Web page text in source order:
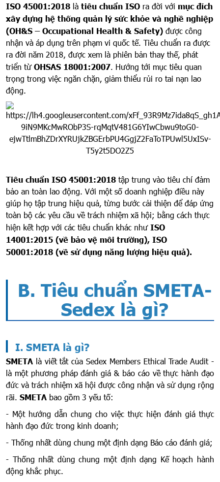
ISO 45001:2018 là tiêu chuẩn ISO ra đời với mục đích
xây dựng hệ thống quản lý sức khỏe và nghề nghiệp
(OH&S – Occupational Health & Safety) được công
nhận và áp dụng trên phạm vi quốc tế. Tiêu chuẩn ra được
ra đời năm 2018, được xem là phiên bản thay thế, phát
triển từ OHSAS 18001:2007. Hướng tới mục tiêu quan
trọng trong việc ngăn chặn, giảm thiểu rủi ro tai nạn lao
động.
Tiêu chuẩn ISO 45001:2018 tập trung vào tiêu chí đảm
bảo an toàn lao động. Với một số doanh nghiệp điều này
giúp họ tập trung hiệu quả, từng bước cải thiện để đáp ứng
toàn bộ các yêu cầu về trách nhiệm xã hội; bằng cách thực
hiện kết hợp với các tiêu chuẩn khác nhưISO
14001:2015 (về bảo vệ môi trường), ISO
50001:2018 (về sử dụng năng lượng hiệu quả).
B. Tiêu chuẩn SMETA-
Sedex là gì?
I. SMETA là gì?
SMETA là viết tắt của Sedex Members Ethical Trade Audit -
là một phương pháp đánh giá & báo cáo về thực hành đạo
đức và trách nhiệm xã hội được công nhận và sử dụng rộng
rãi. SMETA bao gồm 3 yếu tố:
- Một hướng dẫn chung cho việc thực hiện đánh giá thực
hành đạo đức trong kinh doanh;
- Thống nhất dùng chung một định dạng Báo cáo đánh giá;
- Thống nhất dùng chung một định dạng Kế hoạch hành
động khắc phục.